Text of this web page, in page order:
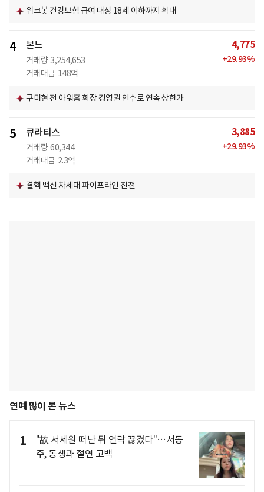
워크봇 건강보험 급여 대상 18세 이하까지 확대
4 본느
거래량 3,254,653
거래대금 148억
4,775
+29.93%
구미현 전 아워홈 회장 경영권 인수로 연속 상한가
5 큐라티스
거래량 60,344
거래대금 2.3억
3,885
+29.93%
결핵 백신 차세대 파이프라인 진전
연예 많이 본 뉴스
1
"故 서세원 떠난 뒤 연락 끊겼다"…서동
주, 동생과 절연 고백